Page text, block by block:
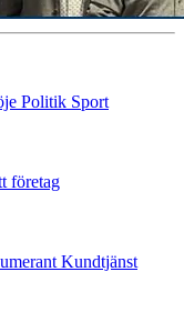
Politik Sport
företag
Kundtjänst